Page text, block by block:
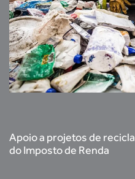
Apoio a projetos de
do Imposto de Renda